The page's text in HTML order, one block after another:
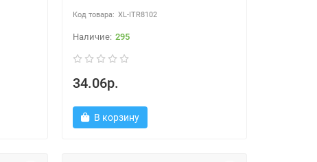
XL-ITR8102
295
34.06р.
В корзину